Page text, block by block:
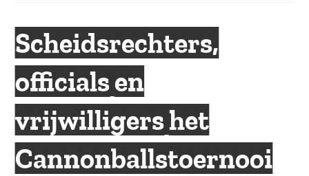
Scheidsrechters,
officials en
vrijwilligers het
Cannonballstoernooi